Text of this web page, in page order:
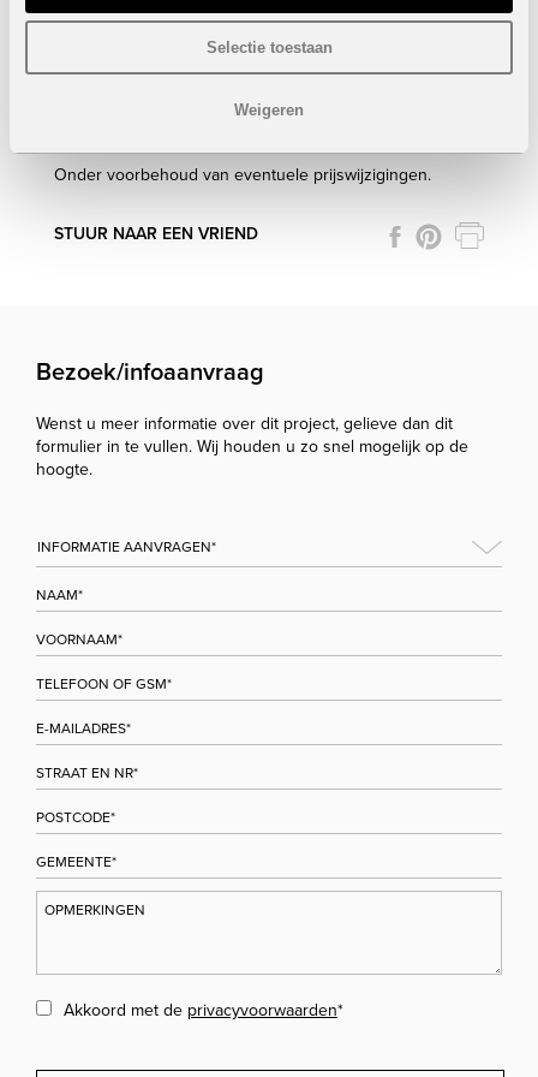
Selectie toestaan
Weigeren
Dakterras: 19,60 m²
Volledig ingericht
Onder voorbehoud van eventuele prijswijzigingen.
STUUR NAAR EEN VRIEND
Bezoek/infoaanvraag
Wenst u meer informatie over dit project, gelieve dan dit
formulier in te vullen. Wij houden u zo snel mogelijk op de
hoogte.
Akkoord met de privacyvoorwaarden*